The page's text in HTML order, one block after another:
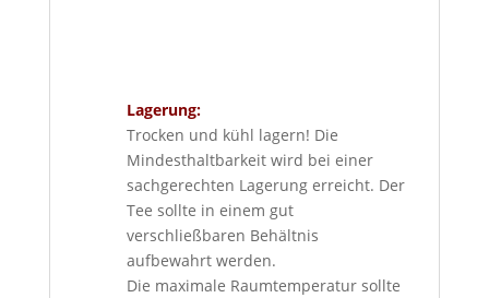
Lagerung:
Trocken und kühl lagern! Die
Mindesthaltbarkeit wird bei einer
sachgerechten Lagerung erreicht. Der
Tee sollte in einem gut
verschließbaren Behältnis
aufbewahrt werden.
Die maximale Raumtemperatur sollte